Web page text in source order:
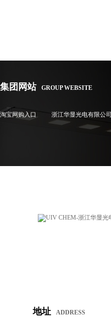
集团网站 GROUP WEBSITE
淘宝网购入口 浙江华显光电有限公司
地址 ADDRESS